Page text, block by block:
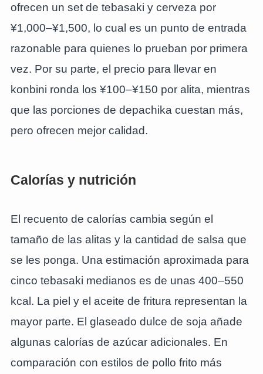
ofrecen un set de tebasaki y cerveza por
¥1,000–¥1,500, lo cual es un punto de entrada
razonable para quienes lo prueban por primera
vez. Por su parte, el precio para llevar en
konbini ronda los ¥100–¥150 por alita, mientras
que las porciones de depachika cuestan más,
pero ofrecen mejor calidad.
Calorías y nutrición
El recuento de calorías cambia según el
tamaño de las alitas y la cantidad de salsa que
se les ponga. Una estimación aproximada para
cinco tebasaki medianos es de unas 400–550
kcal. La piel y el aceite de fritura representan la
mayor parte. El glaseado dulce de soja añade
algunas calorías de azúcar adicionales. En
comparación con estilos de pollo frito más